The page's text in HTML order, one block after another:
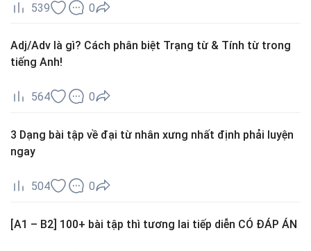
539 0
Adj/Adv là gì? Cách phân biệt Trạng từ & Tính từ trong
tiếng Anh!
564 0
3 Dạng bài tập về đại từ nhân xưng nhất định phải luyện
ngay
504 0
[A1 – B2] 100+ bài tập thì tương lai tiếp diễn CÓ ĐÁP ÁN